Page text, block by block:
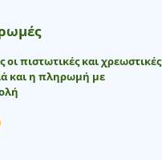
οι πιστωτικές και χρεωστικές
και η πληρωμή με